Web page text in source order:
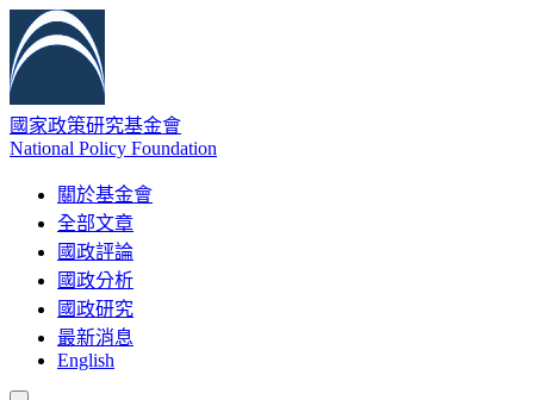
國家政策研究基金會
National Policy Foundation
關於基金會
全部文章
國政評論
國政分析
國政研究
最新消息
English